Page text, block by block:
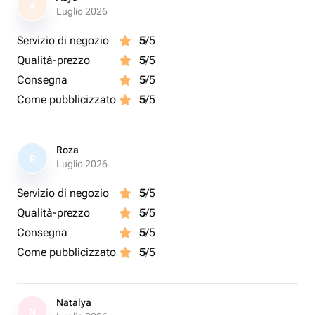
доставлен не ранее 10 утра следующего дня, ВНЕ
ВРЕМЕНИ В ПРИЛОЖЕНИИ. Огромная просьба
учитывать этот факт при оформлении заказа, если
хотите сделать сюрприз к вечеру или с самого утра 🙏🏼
вопросу.
Благодарим за понимание 🫶🏼
A
Luglio 2026
Servizio di negozio 5/5
Qualità-prezzo
5/5
Consegna
5/5
Come pubblicizzato
5/5
R
Roza
Luglio 2026
Servizio di negozio 5/5
Qualità-prezzo
5/5
Consegna
5/5
Come pubblicizzato
5/5
Natalya